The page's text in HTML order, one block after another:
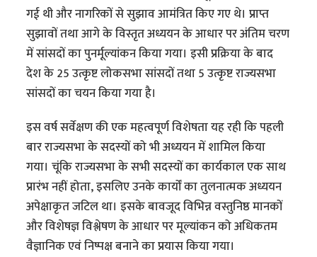
गई थी और नागरिकों से सुझाव आमंत्रित किए गए थे। प्राप्त
सुझावों तथा आगे के विस्तृत अध्ययन के आधार पर अंतिम चरण
में सांसदों का पुनर्मूल्यांकन किया गया। इसी प्रक्रिया के बाद
देश के 25 उत्कृष्ट लोकसभा सांसदों तथा 5 उत्कृष्ट राज्यसभा
सांसदों का चयन किया गया है।
इस वर्ष सर्वेक्षण की एक महत्वपूर्ण विशेषता यह रही कि पहली
बार राज्यसभा के सदस्यों को भी अध्ययन में शामिल किया
गया। चूंकि राज्यसभा के सभी सदस्यों का कार्यकाल एक साथ
प्रारंभ नहीं होता, इसलिए उनके कार्यों का तुलनात्मक अध्ययन
अपेक्षाकृत जटिल था। इसके बावजूद विभिन्न वस्तुनिष्ठ मानकों
और विशेषज्ञ विश्लेषण के आधार पर मूल्यांकन को अधिकतम
वैज्ञानिक एवं निष्पक्ष बनाने का प्रयास किया गया।